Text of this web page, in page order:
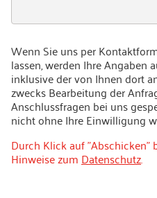
Wenn Sie uns per
lassen, werden Ihre Angaben
inklusive der von Ihnen dort
zwecks Bearbeitung der
Anschlussfragen bei uns
nicht ohne Ihre Einwilligung
Durch Klick auf "Abschicken"
Hinweise zum Datenschutz.